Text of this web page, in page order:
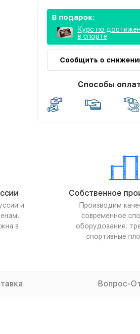
В подарок:
Курс по
в спорте
Сообщить о
Способы
и
в
Собственное
Производим
современное
оборудование:
спортивные
Вопрос-